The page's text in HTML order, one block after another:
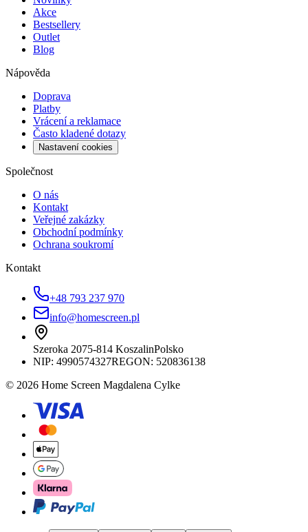
Akce
Bestsellery
Outlet
Blog
Nápověda
Doprava
Platby
Vrácení a reklamace
Často kladené dotazy
Nastavení cookies
Společnost
O nás
Kontakt
Veřejné zakázky
Obchodní podmínky
Ochrana soukromí
Kontakt
+48 793 237 970
info@homescreen.pl
Szeroka 2075-814 KoszalinPolsko
NIP: 4990574327REGON: 520836138
© 2026 Home Screen Magdalena Cylke